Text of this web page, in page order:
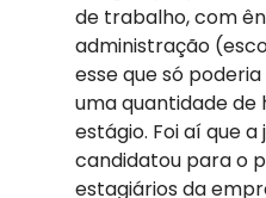
de trabalho, com
administração
esse que só
uma quantidade de
estágio. Foi aí que a
candidatou para o
estagiários da